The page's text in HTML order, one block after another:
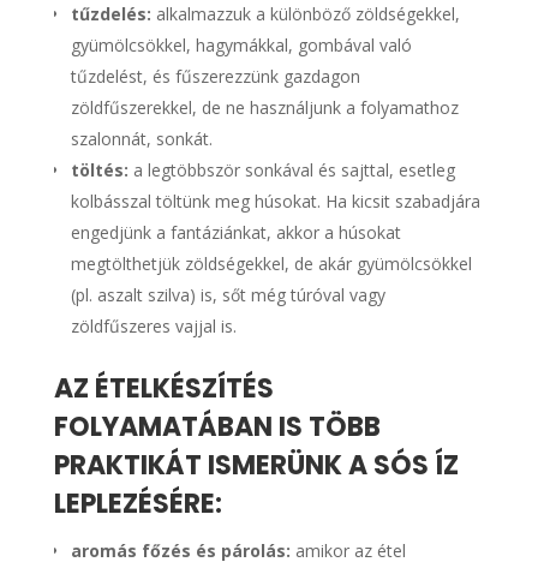
tűzdelés: alkalmazzuk a különböző zöldségekkel,
gyümölcsökkel, hagymákkal, gombával való
tűzdelést, és fűszerezzünk gazdagon
zöldfűszerekkel, de ne használjunk a folyamathoz
szalonnát, sonkát.
töltés: a legtöbbször sonkával és sajttal, esetleg
kolbásszal töltünk meg húsokat. Ha kicsit szabadjára
engedjünk a fantáziánkat, akkor a húsokat
megtölthetjük zöldségekkel, de akár gyümölcsökkel
(pl. aszalt szilva) is, sőt még túróval vagy
zöldfűszeres vajjal is.
AZ ÉTELKÉSZÍTÉS
FOLYAMATÁBAN IS TÖBB
PRAKTIKÁT ISMERÜNK A SÓS ÍZ
LEPLEZÉSÉRE:
aromás főzés és párolás: amikor az étel